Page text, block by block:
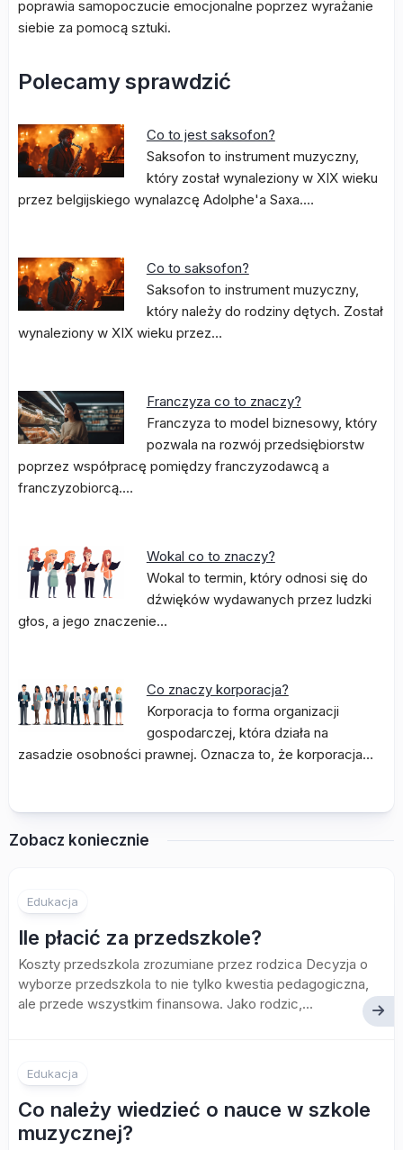
poprawia samopoczucie emocjonalne poprzez wyrażanie
siebie za pomocą sztuki.
Polecamy sprawdzić
Co to jest saksofon?
Saksofon to instrument muzyczny,
który został wynaleziony w XIX wieku
przez belgijskiego wynalazcę Adolphe'a Saxa.…
Co to saksofon?
Saksofon to instrument muzyczny,
który należy do rodziny dętych. Został
wynaleziony w XIX wieku przez…
Franczyza co to znaczy?
Franczyza to model biznesowy, który
pozwala na rozwój przedsiębiorstw
poprzez współpracę pomiędzy franczyzodawcą a
franczyzobiorcą.…
Wokal co to znaczy?
Wokal to termin, który odnosi się do
dźwięków wydawanych przez ludzki
głos, a jego znaczenie…
Co znaczy korporacja?
Korporacja to forma organizacji
gospodarczej, która działa na
zasadzie osobności prawnej. Oznacza to, że korporacja…
Zobacz koniecznie
Edukacja
Ile płacić za przedszkole?
Koszty przedszkola zrozumiane przez rodzica Decyzja o
wyborze przedszkola to nie tylko kwestia pedagogiczna,
ale przede wszystkim finansowa. Jako rodzic,...
Edukacja
Co należy wiedzieć o nauce w szkole
muzycznej?